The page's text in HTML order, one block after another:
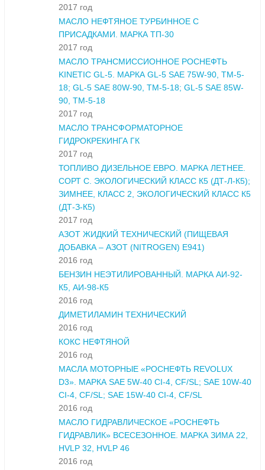
2017 год
МАСЛО НЕФТЯНОЕ ТУРБИННОЕ С
ПРИСАДКАМИ. МАРКА ТП-30
2017 год
МАСЛО ТРАНСМИССИОННОЕ РОСНЕФТЬ
KINETIC GL-5. МАРКА GL-5 SAE 75W-90, ТМ-5-
18; GL-5 SAE 80W-90, ТМ-5-18; GL-5 SAE 85W-
90, ТМ-5-18
2017 год
МАСЛО ТРАНСФОРМАТОРНОЕ
ГИДРОКРЕКИНГА ГК
2017 год
ТОПЛИВО ДИЗЕЛЬНОЕ ЕВРО. МАРКА ЛЕТНЕЕ.
СОРТ С. ЭКОЛОГИЧЕСКИЙ КЛАСС К5 (ДТ-Л-К5);
ЗИМНЕЕ, КЛАСС 2, ЭКОЛОГИЧЕСКИЙ КЛАСС К5
(ДТ-З-К5)
2017 год
АЗОТ ЖИДКИЙ ТЕХНИЧЕСКИЙ (ПИЩЕВАЯ
ДОБАВКА – АЗОТ (NITROGEN) E941)
2016 год
БЕНЗИН НЕЭТИЛИРОВАННЫЙ. МАРКА АИ-92-
К5, АИ-98-К5
2016 год
ДИМЕТИЛАМИН ТЕХНИЧЕСКИЙ
2016 год
КОКС НЕФТЯНОЙ
2016 год
МАСЛА МОТОРНЫЕ «РОСНЕФТЬ REVOLUX
D3». МАРКА SAE 5W-40 CI-4, CF/SL; SAE 10W-40
CI-4, CF/SL; SAE 15W-40 CI-4, CF/SL
2016 год
МАСЛО ГИДРАВЛИЧЕСКОЕ «РОСНЕФТЬ
ГИДРАВЛИК» ВСЕСЕЗОННОЕ. МАРКА ЗИМА 22,
HVLP 32, HVLP 46
2016 год